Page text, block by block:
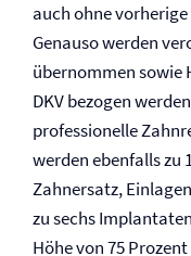
auch ohne
Genauso werden
übernommen sowie
DKV bezogen
professionelle
werden ebenfalls zu
Zahnersatz,
zu sechs
Höhe von 75